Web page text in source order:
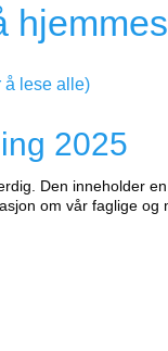
å lese alle)
2025
Den inneholder
om vår faglige og